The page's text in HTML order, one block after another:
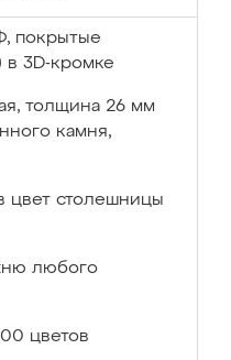
покрытые
в 3D-кромке
толщина 26 мм
камня,
цвет столешницы
любого
цветов